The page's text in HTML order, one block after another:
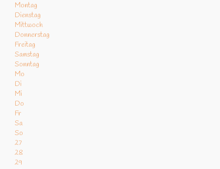
Montag
Dienstag
Mittwoch
Donnerstag
Freitag
Samstag
Sonntag
Mo
Di
Mi
Do
Fr
Sa
So
27
28
29